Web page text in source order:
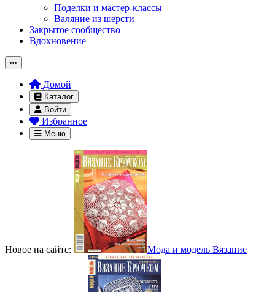
Поделки и мастер-классы
Валяние из шерсти
Закрытое сообщество
Вдохновение
Домой
Каталог
Войти
Избранное
Меню
Новое на сайте: Мода и модель Вязание